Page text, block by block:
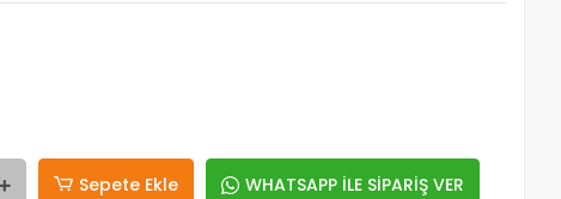
Sepete Ekle WHATSAPP İLE SİPARİŞ VER